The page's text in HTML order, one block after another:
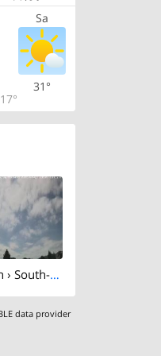
Sa
17°
31°
Wangen › South-west: Sirnach
data provider